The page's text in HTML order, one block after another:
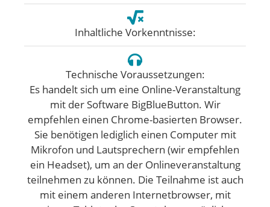
Inhaltliche Vorkenntnisse:
Technische Voraussetzungen:
Es handelt sich um eine Online-Veranstaltung
mit der Software BigBlueButton. Wir
empfehlen einen Chrome-basierten Browser.
Sie benötigen lediglich einen Computer mit
Mikrofon und Lautsprechern (wir empfehlen
ein Headset), um an der Onlineveranstaltung
teilnehmen zu können. Die Teilnahme ist auch
mit einem anderen Internetbrowser, mit